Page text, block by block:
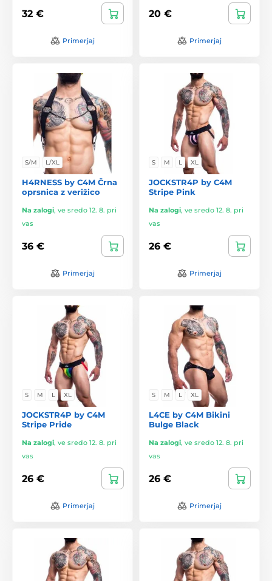
32 €
Primerjaj
20 €
Primerjaj
S/M L/XL
H4RNESS by C4M Črna
oprsnica z verižico
Na zalogi, ve sredo 12. 8. pri
vas
36 €
Primerjaj
S M L XL
JOCKSTR4P by C4M
Stripe Pink
Na zalogi, ve sredo 12. 8. pri
vas
26 €
Primerjaj
S M L XL
JOCKSTR4P by C4M
Stripe Pride
Na zalogi, ve sredo 12. 8. pri
vas
26 €
Primerjaj
S M L XL
L4CE by C4M Bikini
Bulge Black
Na zalogi, ve sredo 12. 8. pri
vas
26 €
Primerjaj